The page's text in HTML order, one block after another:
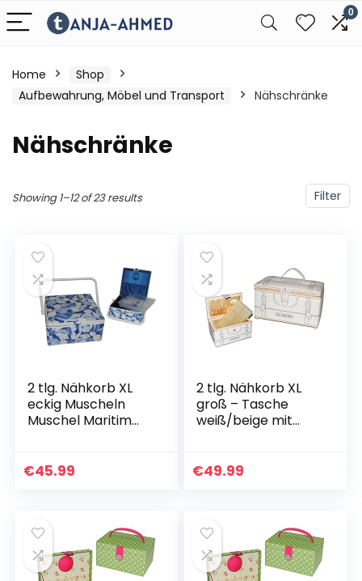
0
Home
Shop
Aufbewahrung, Möbel und Transport
Nähschränke
Nähschränke
Filter
Showing 1–12 of 23 results
2 tlg. Nähkorb XL
eckig Muscheln
Muschel Maritim
Nähkasten
€45.99
2 tlg. Nähkorb XL
groß – Tasche
weiß/beige mit
Nähkästchen bunt
€49.99